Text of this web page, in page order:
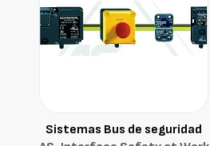
Sistemas Bus de seguridad